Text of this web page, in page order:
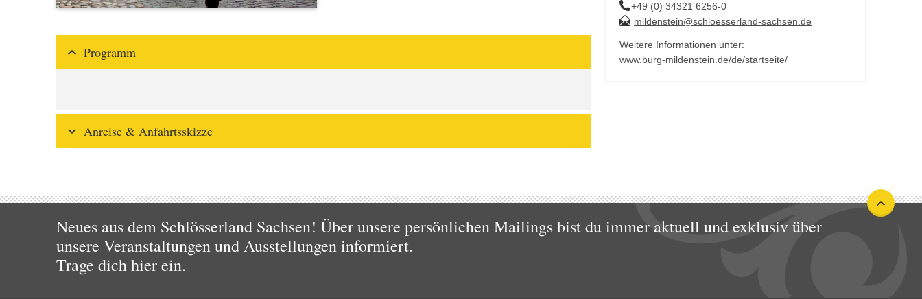
Programm
Anreise & Anfahrtsskizze
+49 (0) 34321 6256-0
mildenstein@schloesserland-sachsen.de
Weitere Informationen unter:
www.burg-mildenstein.de/de/startseite/
Neues aus dem Schlösserland Sachsen! Über unsere persönlichen Mailings bist du immer aktuell und exklusiv über
unsere Veranstaltungen und Ausstellungen informiert.
Trage dich hier ein.